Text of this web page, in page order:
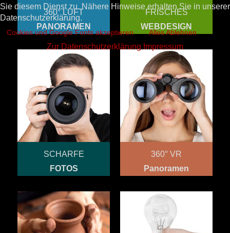
360° LUFT
PANORAMEN
FRISCHES
WEBDESIGN
SCHARFE
FOTOS
360° VR
Panoramen
Sie diesem Dienst zu. Nähere Hinweise erhalten Sie in unserer
Datenschutzerklärung.
Cookies und Google Fonts akzeptieren Alles Ablehnen
Zur Datenschutzerklärung Impressum